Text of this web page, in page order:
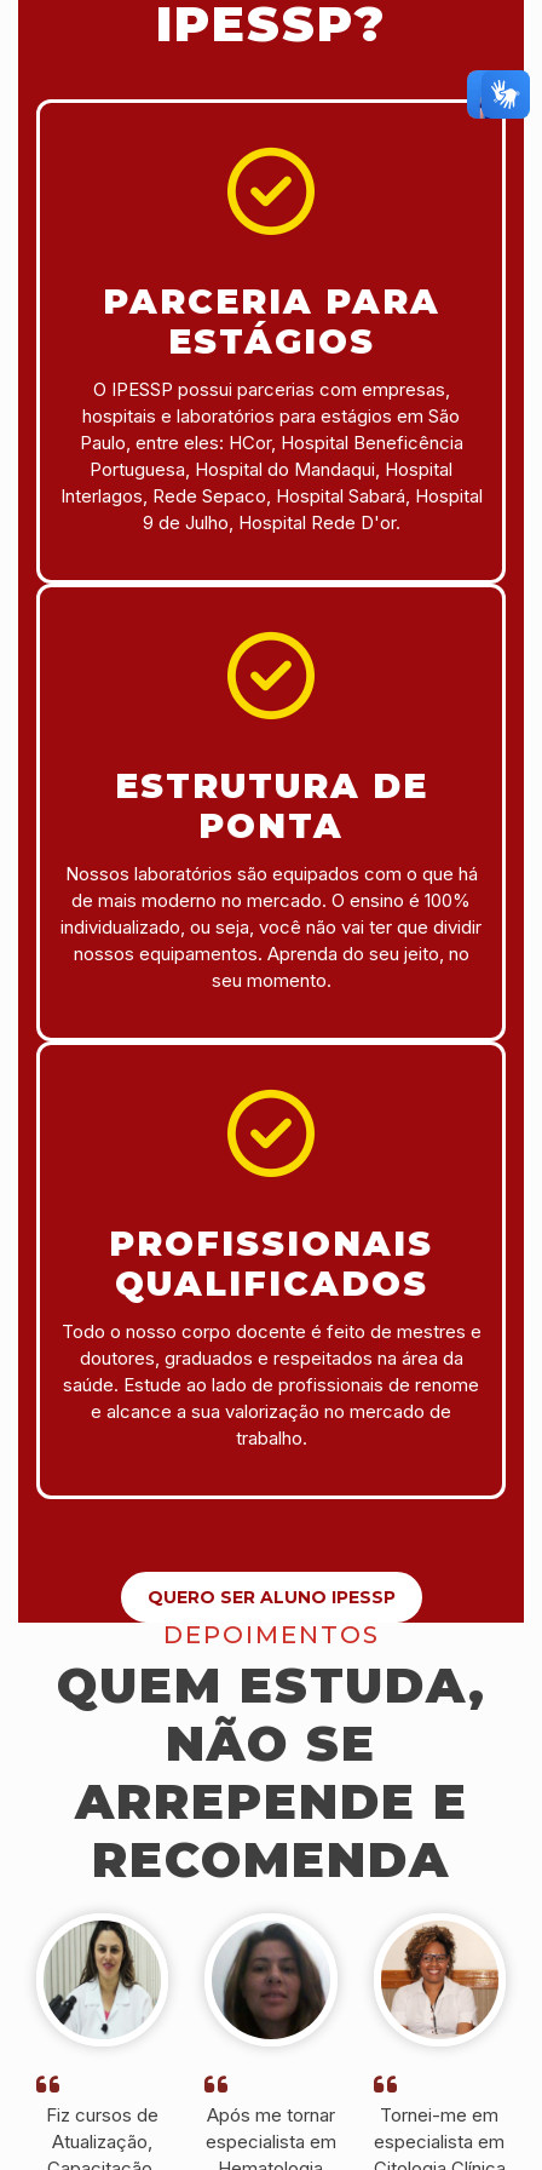
IPESSP?
PARCERIA PARA
ESTÁGIOS
O IPESSP possui parcerias com empresas,
hospitais e laboratórios para estágios em São
Paulo, entre eles: HCor, Hospital Beneficência
Portuguesa, Hospital do Mandaqui, Hospital
Interlagos, Rede Sepaco, Hospital Sabará, Hospital
9 de Julho, Hospital Rede D'or.
ESTRUTURA DE
PONTA
Nossos laboratórios são equipados com o que há
de mais moderno no mercado. O ensino é 100%
individualizado, ou seja, você não vai ter que dividir
nossos equipamentos. Aprenda do seu jeito, no
seu momento.
PROFISSIONAIS
QUALIFICADOS
Todo o nosso corpo docente é feito de mestres e
doutores, graduados e respeitados na área da
saúde. Estude ao lado de profissionais de renome
e alcance a sua valorização no mercado de
trabalho.
QUERO SER ALUNO IPESSP
DEPOIMENTOS
QUEM ESTUDA,
NÃO SE
ARREPENDE E
RECOMENDA
Fiz cursos de
Atualização,
Após me tornar
especialista em
Tornei-me em
especialista em